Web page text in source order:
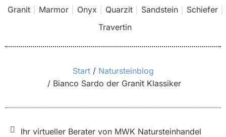
Granit
Marmor Onyx Quarzit Sandstein
Schiefer
Travertin
Sie befinden sich hier:
Start
Natursteinblog
Bianco Sardo der Granit Klassiker
Ihr virtueller Berater von MWK Natursteinhandel